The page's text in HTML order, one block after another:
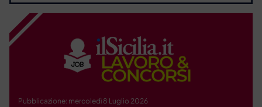
Pubblicazione: mercoledì 8 Luglio 2026